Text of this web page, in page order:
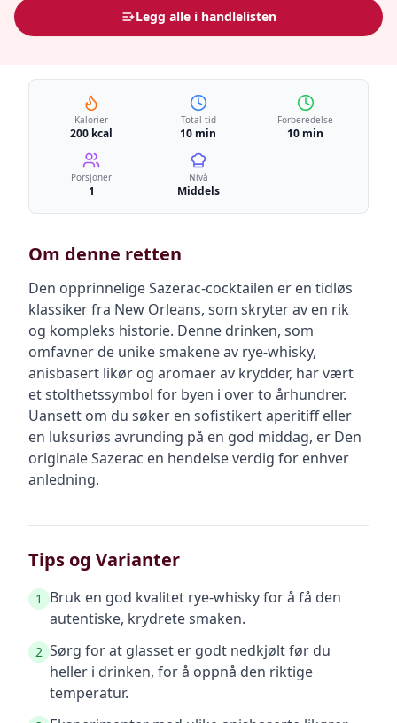
Legg alle i handlelisten
Kalorier
200 kcal
Total tid
10 min
Forberedelse
10 min
Porsjoner
1
Nivå
Middels
Om denne retten
Den opprinnelige Sazerac-cocktailen er en tidløs
klassiker fra New Orleans, som skryter av en rik
og kompleks historie. Denne drinken, som
omfavner de unike smakene av rye-whisky,
anisbasert likør og aromaer av krydder, har vært
et stolthetssymbol for byen i over to århundrer.
Uansett om du søker en sofistikert aperitiff eller
en luksuriøs avrunding på en god middag, er Den
originale Sazerac en hendelse verdig for enhver
anledning.
Tips og Varianter
1
Bruk en god kvalitet rye-whisky for å få den
autentiske, krydrete smaken.
2 Sørg for at glasset er godt nedkjølt før du
heller i drinken, for å oppnå den riktige
temperatur.